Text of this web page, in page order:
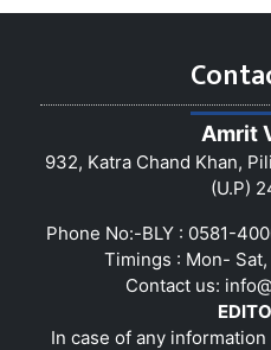
Amrit
932, Katra Chand Khan,
(U.P)
Phone No:-BLY : 0581-
Timings : Mon-
Contact us:
In case of any